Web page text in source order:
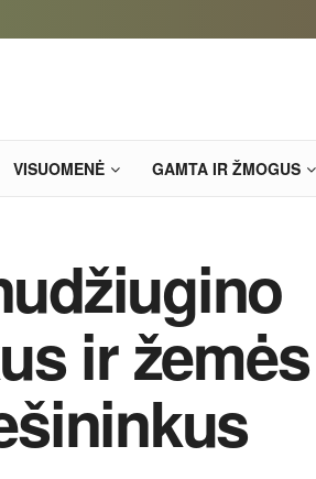
VISUOMENĖ GAMTA IR ŽMOGUS
ir žemės